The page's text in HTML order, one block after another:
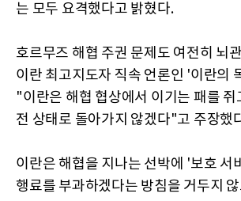
는 모두 요격했다고 밝혔다.
호르무즈 해협 주권 문제도 여전히 뇌
이란 최고지도자 직속 언론인 '이란의
"이란은 해협 협상에서 이기는 패를 쥐
전 상태로 돌아가지 않겠다"고 주장했
이란은 해협을 지나는 선박에 '보호 서
행료를 부과하겠다는 방침을 거두지